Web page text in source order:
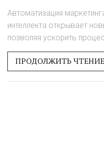
Автоматизация
интеллекта открывает
позволяя ускорить
эффективность. Однако,
существуют риски,
данных и возможностью
ПРОДОЛЖИТЬ ЧТЕНИЕ